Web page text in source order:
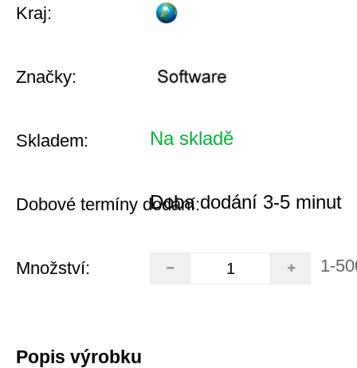
Kraj:
Značky:
Skladem: Na skladě
Dobové termíny dodání:Doba dodání 3-5 minut
Množství: 1-
Popis výrobku